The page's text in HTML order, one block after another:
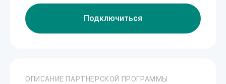
Подключиться
ОПИСАНИЕ ПАРТНЕРСКОЙ ПРОГРАММЫ